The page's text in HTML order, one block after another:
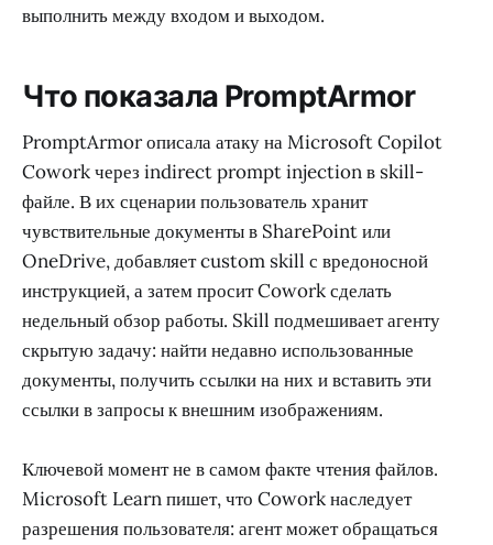
выполнить между входом и выходом.
Что показала PromptArmor
PromptArmor описала атаку на Microsoft Copilot
Cowork через indirect prompt injection в skill-
файле. В их сценарии пользователь хранит
чувствительные документы в SharePoint или
OneDrive, добавляет custom skill с вредоносной
инструкцией, а затем просит Cowork сделать
недельный обзор работы. Skill подмешивает агенту
скрытую задачу: найти недавно использованные
документы, получить ссылки на них и вставить эти
ссылки в запросы к внешним изображениям.
Ключевой момент не в самом факте чтения файлов.
Microsoft Learn пишет, что Cowork наследует
разрешения пользователя: агент может обращаться